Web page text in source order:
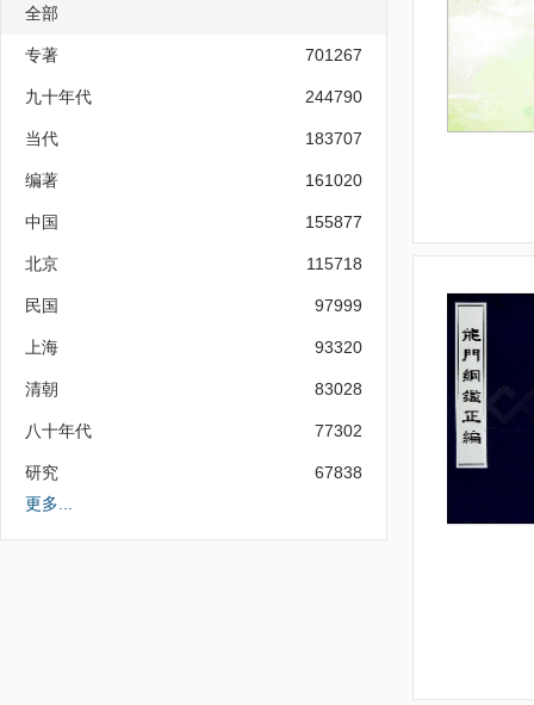
全部
专著 701267
九十年代 244790
当代 183707
编著 161020
中国 155877
北京 115718
民国 97999
上海 93320
清朝 83028
八十年代 77302
研究
67838
更多...